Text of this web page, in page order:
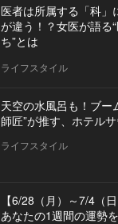
医者は所属する「科」
が違う！？女医が語る
ち”とは
ライフスタイル
天空の水風呂も！ブー
師匠”が推す、ホテル
ライフスタイル
【6/28（月）～7/4（
あなたの1週間の運勢